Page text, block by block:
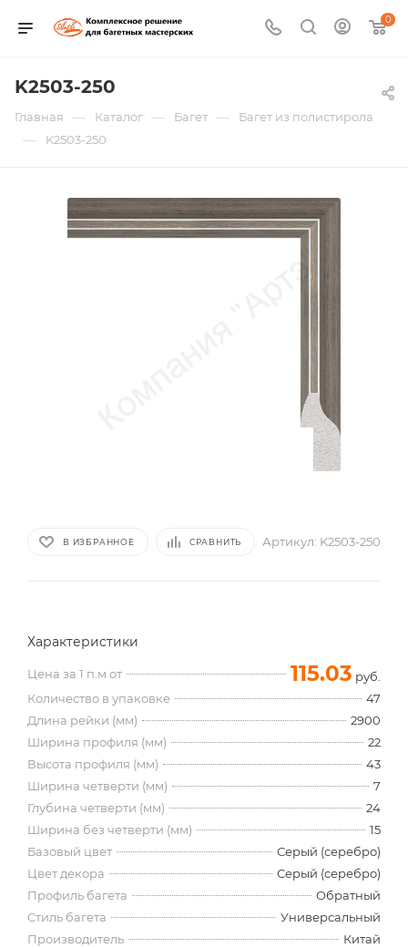
0
K2503-250
Главная — Каталог — Багет — Багет из полистирола
— K2503-250
В ИЗБРАННОЕ СРАВНИТЬ Артикул: K2503-250
Характеристики
Цена за 1 п.м от 115.03 руб.
Количество в упаковке
47
Длина рейки (мм)
2900
Ширина профиля (мм)
22
Высота профиля (мм)
43
Ширина четверти (мм)
7
Глубина четверти (мм)
24
Ширина без четверти (мм)
15
Базовый цвет
Серый (серебро)
Цвет декора
Серый (серебро)
Профиль багета
Обратный
Стиль багета
Универсальный
Производитель
Китай